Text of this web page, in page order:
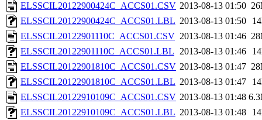
ELSSCIL20122900424C_ACCS01.CSV 2013-08-13 01:50
ELSSCIL20122900424C_ACCS01.LBL 2013-08-13 01:50
ELSSCIL20122901110C_ACCS01.CSV 2013-08-13 01:46
ELSSCIL20122901110C_ACCS01.LBL 2013-08-13 01:46
ELSSCIL20122901810C_ACCS01.CSV 2013-08-13 01:47
ELSSCIL20122901810C_ACCS01.LBL 2013-08-13 01:47
ELSSCIL20122910109C_ACCS01.CSV 2013-08-13 01:48
ELSSCIL20122910109C_ACCS01.LBL 2013-08-13 01:48